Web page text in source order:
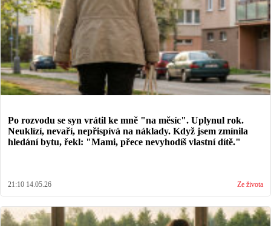
Po rozvodu se syn vrátil ke mně "na měsíc". Uplynul rok.
Neuklízí, nevaří, nepřispívá na náklady. Když jsem zmínila
hledání bytu, řekl: "Mami, přece nevyhodíš vlastní dítě."
21:10 14.05.26 Ze života